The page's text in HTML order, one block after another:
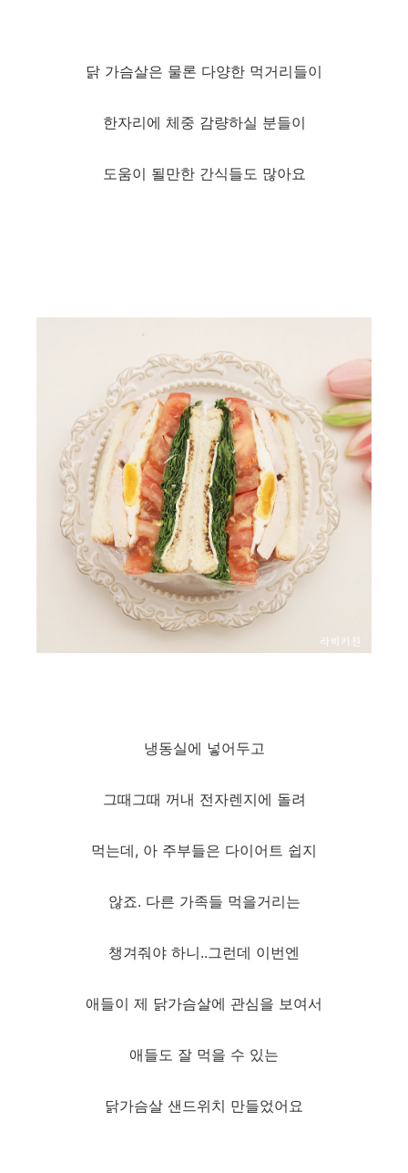
닭 가슴살은 물론 다양한 먹거리들이
한자리에 체중 감량하실 분들이
도움이 될만한 간식들도 많아요
​냉동실에 넣어두고
그때그때 꺼내 전자렌지에 돌려
먹는데, 아 주부들은 다이어트 쉽지
않죠. 다른 가족들 먹을거리는
챙겨줘야 하니..그런데 이번엔
애들이 제 닭가슴살에 관심을 보여서
애들도 잘 먹을 수 있는
닭가슴살 샌드위치 만들었어요